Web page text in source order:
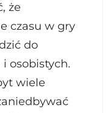
że
czasu w gry
do
osobistych.
wiele